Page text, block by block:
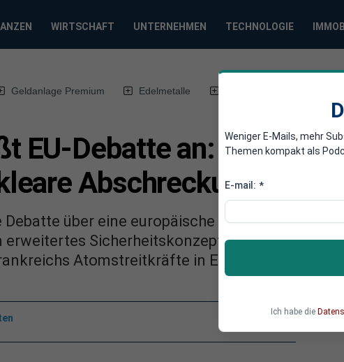
WIRTSCHAFT UNTERNEHMEN TECHNOLOGIE
Geldanlage Premium Edelmetalle
EU-Debatte an:
Abschreckung
über eine europäische nukleare
erweitertes Sicherheitskonzept. Kann
Atomstreitkräfte in Europa etablieren?
Weniger E-Mails, mehr
Themen kompakt als
E-mail: *
Ich habe die